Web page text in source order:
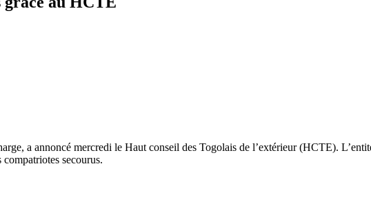
a annoncé mercredi le Haut conseil des Togolais de l’extérieur (HCTE).
secourus.